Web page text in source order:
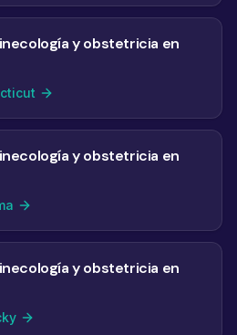
y obstetricia en
y obstetricia en
y obstetricia en